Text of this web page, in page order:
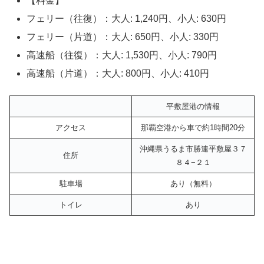
フェリー（往復）：大人: 1,240円、小人: 630円
フェリー（片道）：大人: 650円、小人: 330円
高速船（往復）：大人: 1,530円、小人: 790円
高速船（片道）：大人: 800円、小人: 410円
平敷屋港の情報
アクセス 那覇空港から車で約1時間20分
住所
沖縄県うるま市勝連平敷屋３７
８４−２１
駐車場 あり（無料）
トイレ あり